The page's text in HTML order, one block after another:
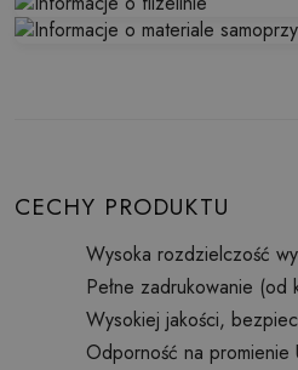
CECHY PRODUKTU
Wysoka rozdzielczość
Pełne zadrukowanie (od
Wysokiej jakości,
Odporność na promienie